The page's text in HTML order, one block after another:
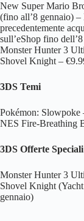
New Super Mario
(fino all’8 gennaio)
precedentemente
sull’eShop fino
Monster Hunter 3
Shovel Knight –
3DS Temi
Pokémon: Slowpoke
NES Fire-Breathing
3DS Offerte Speciali
Monster Hunter 3
Shovel Knight
gennaio)